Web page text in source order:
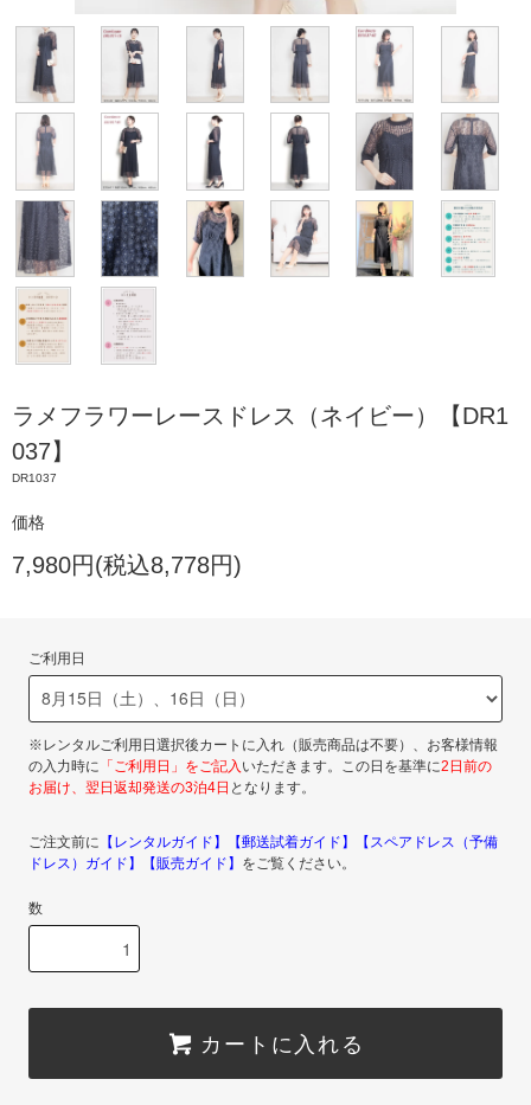
ラメフラワーレースドレス（ネイビー）【DR1
037】
DR1037
価格
7,980円(税込8,778円)
ご利用日
※レンタルご利用日選択後カートに入れ（販売商品は不要）、お客様情報
の入力時に 「ご利用日」をご記入 いただきます。この日を基準に2日前の
お届け、翌日返却発送の3泊4日 となります。
ご注文前に 【レンタルガイド】 【郵送試着ガイド】
【スペアドレス（予備
ドレス）ガイド】
【販売ガイド】 をご覧ください。
数
カートに入れる